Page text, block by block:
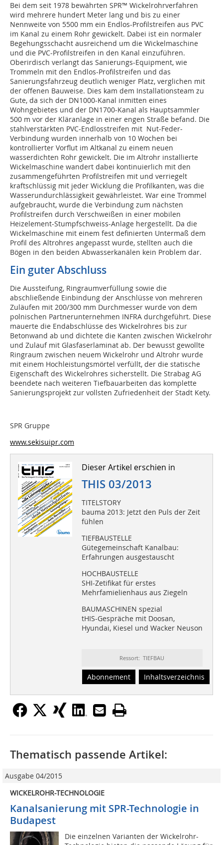
Bei dem seit 1978 bewährten SPR™ Wickelrohrverfahren
wird mehrere hundert Meter lang und bis zu einer
Nennweite von 5500 mm ein Endlos-Profilstreifen aus PVC
im Kanal zu einem Rohr gewickelt. Dabei ist ein normaler
Begehungsschacht ausreichend um die Wickelmaschine
und die PVC-Profilstreifen in den Kanal einzuführen.
Oberirdisch verlangt das Sanierungs-Equipment, wie
Trommeln mit den Endlos-Profilstreifen und das
Sanierungsfahrzeug deutlich weniger Platz, verglichen mit
der offenen Bauweise. Dies kam dem Installationsteam zu
Gute, da sich der DN1000-Kanal inmitten eines
Wohngebietes und der DN1700-Kanal als Hauptsammler
500 m vor der Kläranlage in einer engen Straße befand. Die
stahlverstärkten PVC-Endlosstreifen mit Nut-Feder-
Verbindung wurden innerhalb von 10 Wochen bei
kontrollierter Vorflut im Altkanal zu einem neuen
wasserdichten Rohr gewickelt. Die im Altrohr installierte
Wickelmaschine wandert dabei kontinuierlich mit den
zusammengeführten Profilstreifen mit und verriegelt
kraftschlüssig mit jeder Wicklung die Profilkanten, was die
Wasserundurchlässigkeit gewährleistet. War eine Trommel
aufgebraucht, wurde die Verbindung zum nächsten
Profilstreifen durch Verschweißen in einer mobilen
Heizelement-Stumpfschweiss-Anlage hergestellt. Da die
Wickelmaschine mit einem fest definierten Untermaß dem
Profil des Altrohres angepasst wurde, stellten auch die
Bögen in den beiden Abwasserkanälen kein Problem dar.
Ein guter Abschluss
Die Aussteifung, Ringraumverfüllung sowie die
abschließende Einbindung der Anschlüsse von mehreren
Zuläufen mit 200/300 mm Durchmesser wurde von dem
polnischen Partnerunternehmen INFRA durchgeführt. Diese
mauerte die Endabschlüsse des Wickelrohres bis zur
Betonwand ab und dichtete die Kanten zwischen Wickelrohr
und Zulauf mit Glasfaserlaminat ab. Der bewusst gewollte
Ringraum zwischen neuem Wickelrohr und Altrohr wurde
mit einem Hochleistungsmörtel verfüllt, der die statische
Eigenschaft des Wickelrohres sicherstellt. Die Strabag AG
beendete nach weiteren Tiefbauarbeiten das komplette
Sanierungsprojekt zur vollsten Zufriedenheit der Stadt Kety.
SPR Gruppe
www.sekisuipr.com
Dieser Artikel erschien in
THIS 03/2013
TITELSTORY
bauma 2013: Jetzt den Puls der Zeit
fühlen
TIEFBAUSTELLE
Gütegemeinschaft Kanalbau:
Erfahrungen ausgestauscht
HOCHBAUSTELLE
SHI-Zetifikat für erstes
Mehrfamielienhaus aus Ziegeln
BAUMASCHINEN spezial
tHIS-Gespräche mit Doosan,
Hyundai, Kiesel und Wacker Neuson
Ressort: TIEFBAU
Abonnement Inhaltsverzeichnis
Thematisch passende Artikel:
Ausgabe 04/2015
WICKELROHR-TECHNOLOGIE
Kanalsanierung mit SPR-Technologie in
Budapest
Die einzelnen Varianten der Wickelrohr-